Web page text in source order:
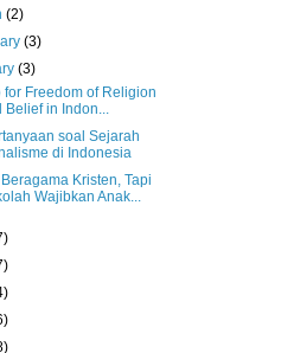
(2)
(3)
(3)
for Freedom of Religion
Belief in Indon...
soal Sejarah
di Indonesia
Kristen, Tapi
Wajibkan Anak...